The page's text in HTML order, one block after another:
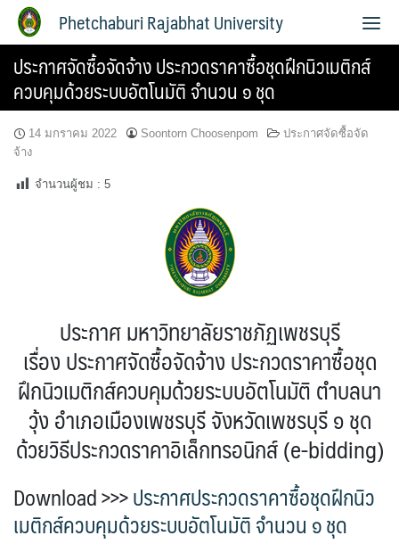
Phetchaburi Rajabhat University
ประกาศจัดซื้อจัดจ้าง ประกวดราคาซื้อชุดฝึกนิวเมติกส์
ควบคุมด้วยระบบอัตโนมัติ จำนวน ๑ ชุด
14 มกราคม 2022 Soontorn Choosenpom
ประกาศจัดซื้อจัด
จ้าง
จำนวนผู้ชม : 5
ประกาศมหาวิทยาลัยราชภัฏเพชรบุรี
เรื่องประกาศจัดซื้อจัดจ้าง ประกวดราคาซื้อชุด
ฝึกนิวเมติกส์ควบคุมด้วยระบบอัตโนมัติ ตำบลนา
วุ้ง อำเภอเมืองเพชรบุรี จังหวัดเพชรบุรี ๑ ชุด
ด้วยวิธีประกวดราคาอิเล็กทรอนิกส์ (e-bidding)
Download >>>ประกาศประกวดราคาซื้อชุดฝึกนิว
เมติกส์ควบคุมด้วยระบบอัตโนมัติ จำนวน ๑ ชุด